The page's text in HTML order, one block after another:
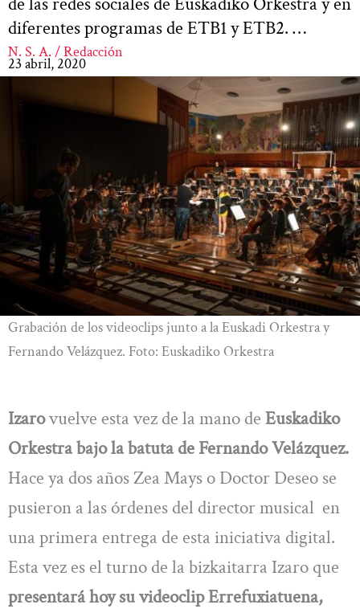
diferentes programas de ETB1 y ETB2. …
N. S. A. / Redacción
23 abril, 2020
Grabación de los videoclips junto a la Euskadi Orkestra y
Fernando Velázquez. Foto: Euskadiko Orkestra
Izarovuelve esta vez de la mano de Euskadiko
Orkestra bajo la batuta de Fernando Velázquez.
Hace ya dos años Zea Mays o Doctor Deseo se
pusieron a las órdenes del director musical en
una primera entrega de esta iniciativa digital.
Esta vez es el turno de la bizkaitarra Izaro que
presentará hoy su videoclip Errefuxiatuena,